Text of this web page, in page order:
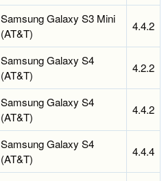
Samsung Galaxy S3 Mini
(AT&T)
4.4.2
Samsung Galaxy S4
(AT&T)
4.2.2
Samsung Galaxy S4
(AT&T)
4.4.2
Samsung Galaxy S4
(AT&T)
4.4.4